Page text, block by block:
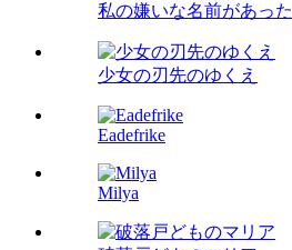
私の嫌いな名前があった
少女の刃先のゆくえ
Eadefrike
Milya